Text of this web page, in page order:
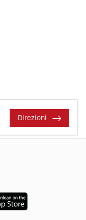
Direzioni